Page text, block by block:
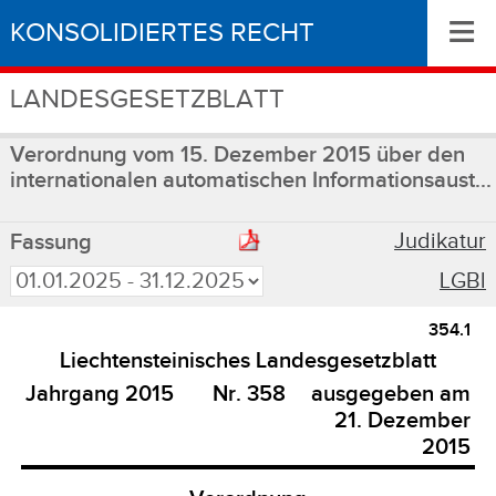
KONSOLIDIERTES RECHT
LANDESGESETZBLATT
≡
Verordnung vom 15. Dezember 2015 über den
internationalen automatischen Informationsaust...
Fassung
Judikatur
LGBl